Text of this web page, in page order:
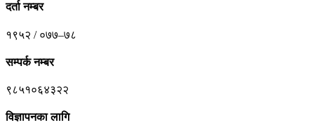
दर्ता नम्बर
१९५२ / ०७७–७८
सम्पर्क नम्बर
९८५१०६४३२२
विज्ञापनका लागि